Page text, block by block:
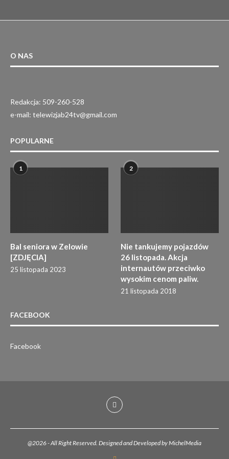
O NAS
Redakcja: 509-260-528
e-mail: telewizjab24tv@gmail.com
POPULARNE
1
Bal seniora w Zelowie
[ZDJĘCIA]
25 listopada 2023
2
Nie tankujemy pojazdów
26 listopada. Akcja
internautów przeciwko
wysokim cenom paliw.
21 listopada 2018
FACEBOOK
Facebook
@2026 - All Right Reserved. Designed and Developed by MichelMedia